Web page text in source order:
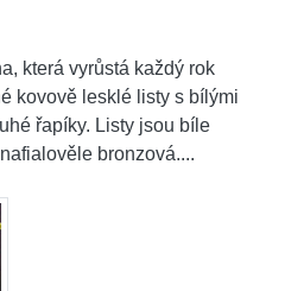
která vyrůstá každý rok
kovově lesklé listy s bílými
řapíky. Listy jsou bíle
bronzová....